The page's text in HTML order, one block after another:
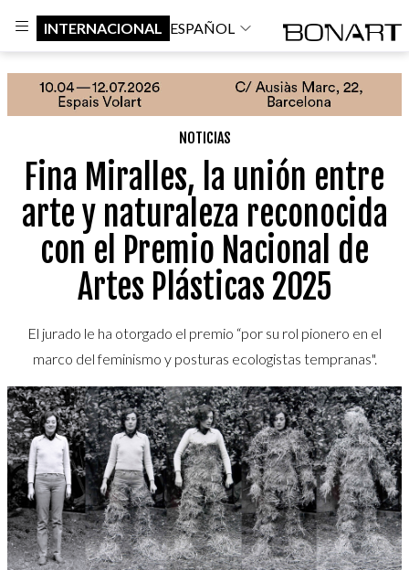
INTERNACIONAL ESPAÑOL
NOTICIAS
Fina Miralles, la unión entre
arte y naturaleza reconocida
con el Premio Nacional de
Artes Plásticas 2025
El jurado le ha otorgado el premio “por su rol pionero en el
marco del feminismo y posturas ecologistas tempranas".